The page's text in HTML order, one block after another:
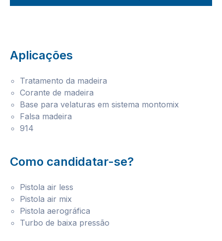
Aplicações
Tratamento da madeira
Corante de madeira
Base para velaturas em sistema montomix
Falsa madeira
914
Como candidatar-se?
Pistola air less
Pistola air mix
Pistola aerográfica
Turbo de baixa pressão